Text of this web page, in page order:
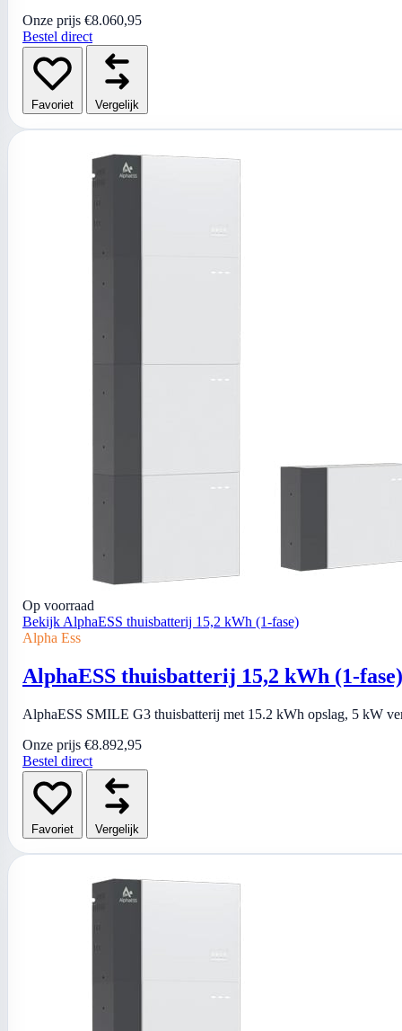
Onze prijs €8.060,95
Bestel direct
Favoriet Vergelijk
Op voorraad
Bekijk AlphaESS thuisbatterij 15,2 kWh (1-fase)
Alpha Ess
AlphaESS thuisbatterij 15,2 kWh (1-fase)
AlphaESS SMILE G3 thuisbatterij met 15.2 kWh opslag, 5 kW
Onze prijs €8.892,95
Bestel direct
Favoriet Vergelijk